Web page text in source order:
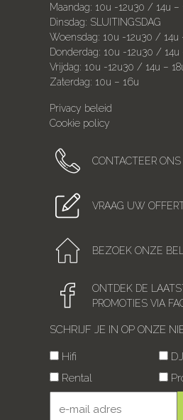
Maandag: 10u -12u30 / 14u –
Dinsdag: SLUITINGSDAG
Woensdag: 10u -12u30 / 14u
Donderdag: 10u -12u30 / 14u
Vrijdag: 10u -12u30 / 14u –
Zaterdag: 10u – 16u
Privacy beleid
Cookie policy
CONTACTEER
VRAAG UW
BEZOEK ONZE
ONTDEK DE
PROMOTIES VIA
SCHRIJF JE IN OP ONZE
Hifi
Rental